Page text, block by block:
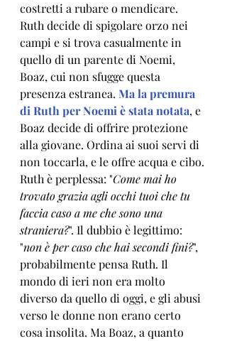
costretti a rubare o mendicare.
Ruth decide di spigolare orzo nei
campi e si trova casualmente in
quello di un parente di Noemi,
Boaz, cui non sfugge questa
presenza estranea. Ma la premura
di Ruth per Noemi è stata notata, e
Boaz decide di offrire protezione
alla giovane. Ordina ai suoi servi di
non toccarla, e le offre acqua e cibo.
Ruth è perplessa: "Come mai ho
trovato grazia agli occhi tuoi che tu
faccia caso a me che sono una
straniera?". Il dubbio è legittimo:
"non è per caso che hai secondi fini?",
probabilmente pensa Ruth. Il
mondo di ieri non era molto
diverso da quello di oggi, e gli abusi
verso le donne non erano certo
cosa insolita. Ma Boaz, a quanto